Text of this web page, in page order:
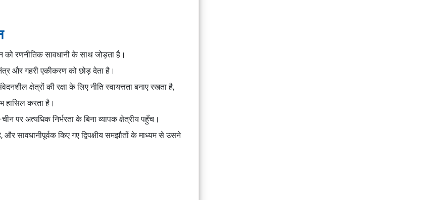
को रणनीतिक सावधानी के साथ जोड़ता है।
और गहरी एकीकरण को छोड़ देता है।
क्षेत्रों की रक्षा के लिए नीति स्वायत्तता बनाए रखता है,
हासिल करता है।
पर अत्यधिक निर्भरता के बिना व्यापक क्षेत्रीय पहुँच।
सावधानीपूर्वक किए गए द्विपक्षीय समझौतों के माध्यम से उसने